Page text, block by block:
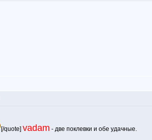
[/quote] vadam - две поклевки и обе удачные.